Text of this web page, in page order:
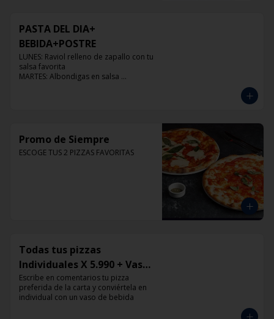
PASTA DEL DIA+
BEBIDA+POSTRE
LUNES: Raviol relleno de zapallo con tu
salsa favorita
MARTES: Albondigas en salsa
VIERNES: Raviol cabra con tu salsa
favorita
Promo de Siempre
ESCOGE TUS 2 PIZZAS FAVORITAS
Todas tus pizzas
Individuales X 5.990 + Vaso
de Bebida Grande
Escribe en comentarios tu pizza
preferida de la carta y conviértela en
individual con un vaso de bebida